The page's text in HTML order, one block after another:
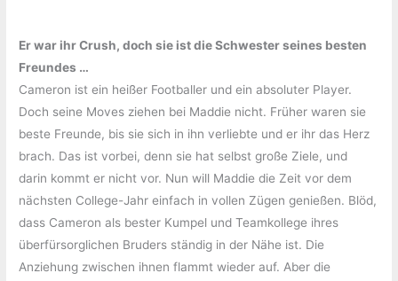
Er war ihr Crush, doch sie ist die Schwester seines besten
Freundes …
Cameron ist ein heißer Footballer und ein absoluter Player.
Doch seine Moves ziehen bei Maddie nicht. Früher waren sie
beste Freunde, bis sie sich in ihn verliebte und er ihr das Herz
brach. Das ist vorbei, denn sie hat selbst große Ziele, und
darin kommt er nicht vor. Nun will Maddie die Zeit vor dem
nächsten College-Jahr einfach in vollen Zügen genießen. Blöd,
dass Cameron als bester Kumpel und Teamkollege ihres
überfürsorglichen Bruders ständig in der Nähe ist. Die
Anziehung zwischen ihnen flammt wieder auf. Aber die